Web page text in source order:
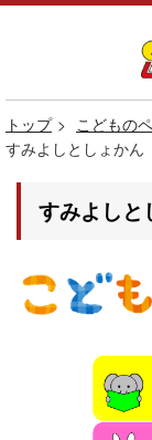
トップ こどもの
すみよしとしょかん
すみよしと